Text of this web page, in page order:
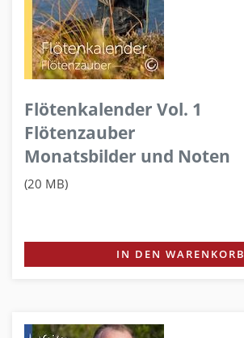
Flötenkalender Vol. 1
Flötenzauber
Monatsbilder und Noten
(20 MB)
IN DEN WARENKORB